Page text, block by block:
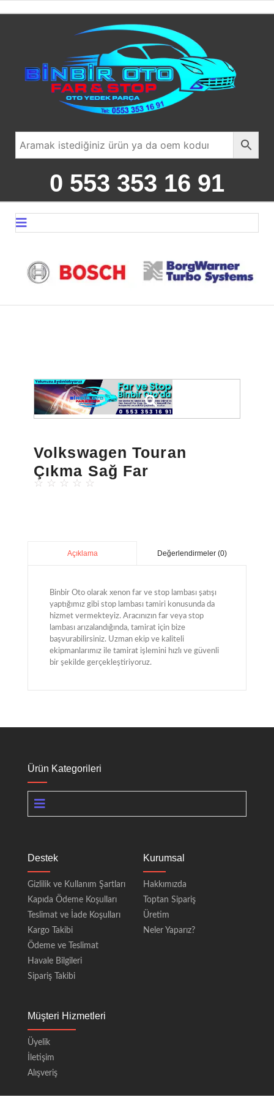
0 553 353 16 91
Volkswagen Touran
Çıkma Sağ Far
☆ ☆ ☆ ☆ ☆
Açıklama Değerlendirmeler (0)
Binbir Oto olarak xenon far ve stop lambası şatışı
yaptığımız gibi stop lambası tamiri konusunda da
hizmet vermekteyiz. Aracınızın far veya stop
lambası arızalandığında, tamirat için bize
başvurabilirsiniz. Uzman ekip ve kaliteli
ekipmanlarımız ile tamirat işlemini hızlı ve güvenli
bir şekilde gerçekleştiriyoruz.
Ürün Kategorileri
Destek
Gizlilik ve Kullanım Şartları
Kapıda Ödeme Koşulları
Teslimat ve İade Koşulları
Kargo Takibi
Ödeme ve Teslimat
Havale Bilgileri
Sipariş Takibi
Kurumsal
Hakkımızda
Toptan Sipariş
Üretim
Neler Yaparız?
Müşteri Hizmetleri
Üyelik
İletişim
Alışveriş